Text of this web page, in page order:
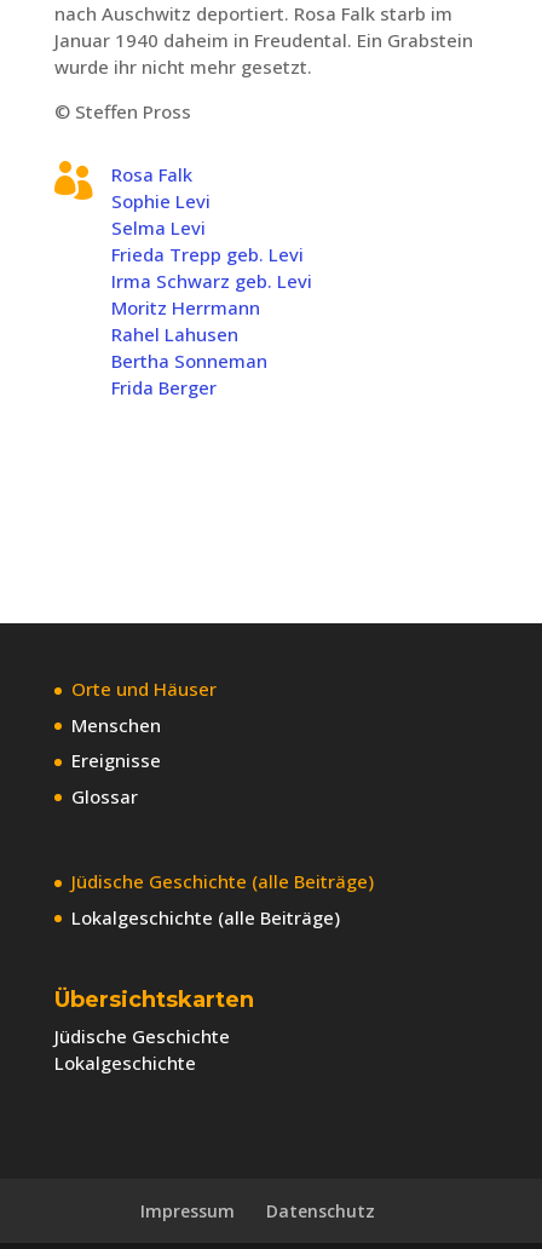
nach Auschwitz deportiert. Rosa Falk starb im
Januar 1940 daheim in Freudental. Ein Grabstein
wurde ihr nicht mehr gesetzt.
© Steffen Pross

Rosa Falk
Sophie Levi
Selma Levi
Frieda Trepp geb. Levi
Irma Schwarz geb. Levi
Moritz Herrmann
Rahel Lahusen
Bertha Sonneman
Frida Berger
Orte und Häuser
Menschen
Ereignisse
Glossar
Jüdische Geschichte (alle Beiträge)
Lokalgeschichte (alle Beiträge)
Übersichtskarten
Jüdische Geschichte
Lokalgeschichte
Impressum Datenschutz